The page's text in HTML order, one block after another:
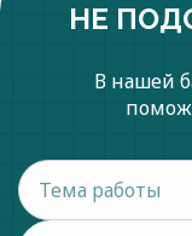
НЕ
В нашей